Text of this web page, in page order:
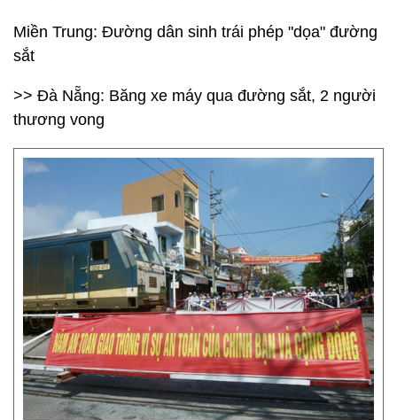
Miền Trung: Đường dân sinh trái phép "dọa" đường
sắt
>> Đà Nẵng: Băng xe máy qua đường sắt, 2 người
thương vong